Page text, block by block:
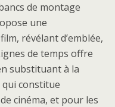
de montage
une
révélant d’emblée,
de temps offre
substituant à la
constitue
cinéma, et pour les